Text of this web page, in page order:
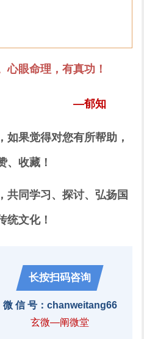
心眼命理，有真功！
知
如果觉得对您有所帮助，
、收藏！
共同学习、探讨、弘扬国
统文化！
长按扫码咨询
微 信 号：chanweitang66
玄微—阐微堂